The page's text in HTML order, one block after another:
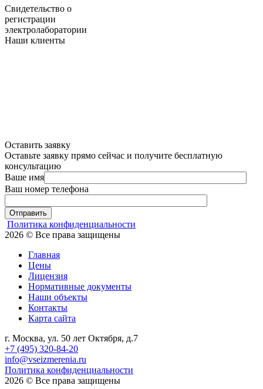
Свидетельство о
регистрации
электролаборатории
Наши клиенты
Оставить заявку
Оставьте заявку прямо сейчас и получите бесплатную
консультацию
Ваше имя
Ваш номер телефона
Отправить
Политика конфиденциальности
2026 © Все права защищены
Главная
Цены
Лицензия
Нормативные документы
Наши объекты
Контакты
Карта сайта
г. Москва, ул. 50 лет Октября, д.7
+7 (495) 320-84-20
info@vseizmerenia.ru
Политика конфиденциальности
2026 © Все права защищены